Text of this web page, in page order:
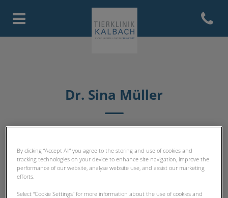
Homepage Tierklinik Kalbach
Open
Dr. Sina Müller
By clicking “Accept All” you agree to the storing and use of cookies and
tracking technologies on your device to enhance site navigation, improve the
performance of our website, analyse website use, and assist our marketing
efforts.
Select “Cookie Settings” for more information about the use of cookies and